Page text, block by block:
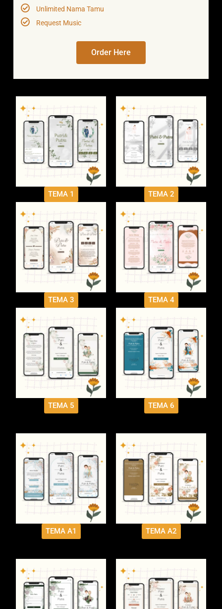
Unlimited Nama Tamu
Request Music
Order Here
TEMA 1 TEMA 2
TEMA 3 TEMA 4
TEMA 5 TEMA 6
TEMA A1 TEMA A2